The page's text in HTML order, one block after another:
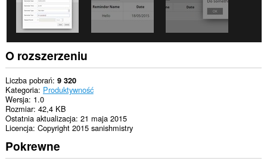
Twojej
aktywności.
O rozszerzeniu
Liczba pobrań 9 320
Kategoria Produktywność
Wersja 1.0
Rozmiar 42,4 KB
Ostatnia aktualizacja 21 maja 2015
Licencja Copyright 2015 sanishmistry
Pokrewne